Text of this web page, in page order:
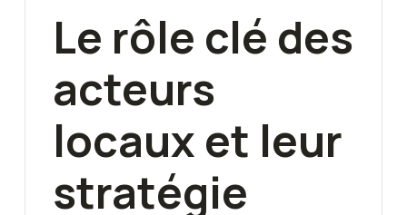
Le rôle clé des
acteurs
locaux et leur
stratégie